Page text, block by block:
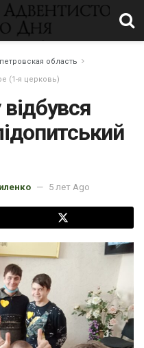
область
(1-я церковь)
5 лет Ago